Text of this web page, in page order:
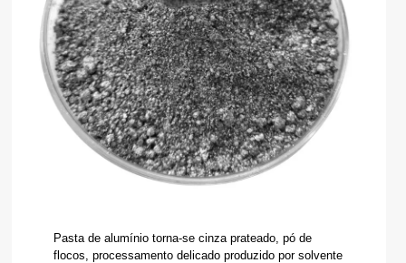
Pasta de alumínio torna-se cinza prateado, pó de
flocos, processamento delicado produzido por solvente